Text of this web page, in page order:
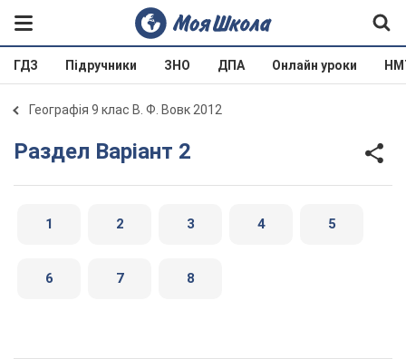
ГДЗ Підручники ЗНО ДПА Онлайн уроки
Географія 9 клас В. Ф. Вовк 2012
Раздел Варіант 2
1 2 3 4 5
6 7 8